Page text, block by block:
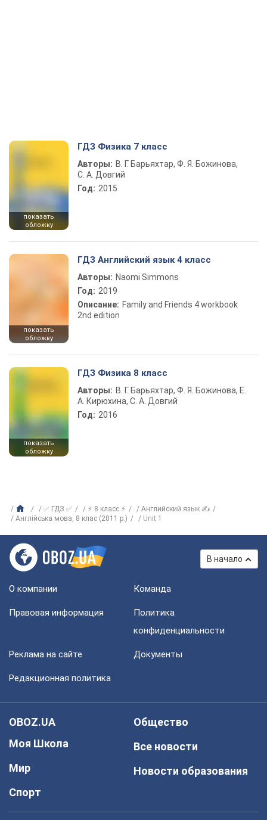
показать
обложку
ГДЗ Физика 7 класс
Авторы: В. Г. Барьяхтар, Ф. Я. Божинова,
С. А. Довгий
Год: 2015
показать
обложку
ГДЗ Английский язык 4 класс
Авторы: Naomi Simmons
Год: 2019
Описание: Family and Friends 4 workbook
2nd edition
показать
обложку
ГДЗ Физика 8 класс
Авторы: В. Г. Барьяхтар, Ф. Я. Божинова, Е.
А. Кирюхина, С. А. Довгий
Год: 2016
✅ ГДЗ ✅ ⚡ 8 класс ⚡
Английский язык ✍
Англійська мова, 8 клас (2011 р.)
Unit 1
В начало
О компании Команда
Правовая информация
Политика
конфиденциальности
Реклама на сайте Документы
Редакционная политика
OBOZ.UA
Моя Школа
Мир
Спорт
Общество
Все новости
Новости образования